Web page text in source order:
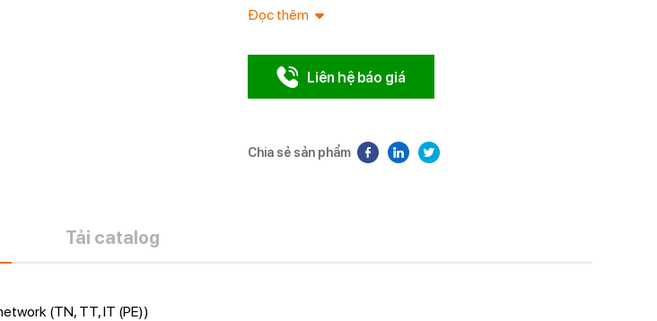
Đọc thêm
Liên hệ báo giá
Chia sẻ sản phẩm
Tải catalog
(TN, TT, IT (PE))